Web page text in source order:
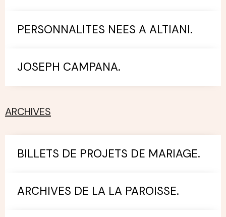
PERSONNALITES NEES A ALTIANI.
JOSEPH CAMPANA.
ARCHIVES
BILLETS DE PROJETS DE MARIAGE.
ARCHIVES DE LA LA PAROISSE.